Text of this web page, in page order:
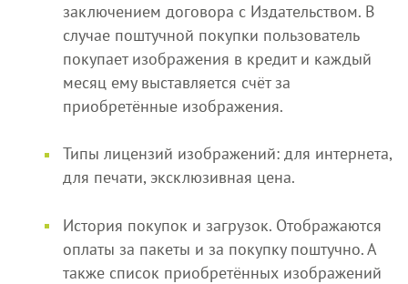
заключением договора с Издательством. В
случае поштучной покупки пользователь
покупает изображения в кредит и каждый
месяц ему выставляется счёт за
приобретённые изображения.
Типы лицензий изображений: для интернета,
для печати, эксклюзивная цена.
История покупок и загрузок. Отображаются
оплаты за пакеты и за покупку поштучно. А
также список приобретённых изображений